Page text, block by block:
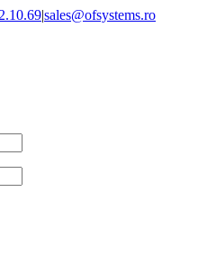
|sales@ofsystems.ro